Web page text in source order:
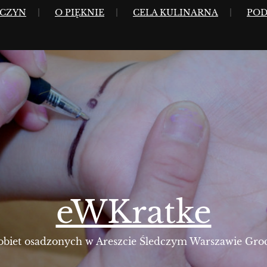
O PIĘKNIE CELA KULINARNA
eWKratke
osadzonych w Areszcie Śledczym Warszawie